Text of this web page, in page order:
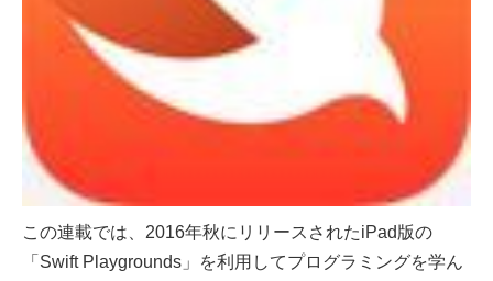
この連載では、2016年秋にリリースされたiPad版の
「Swift Playgrounds」を利用してプログラミングを学ん